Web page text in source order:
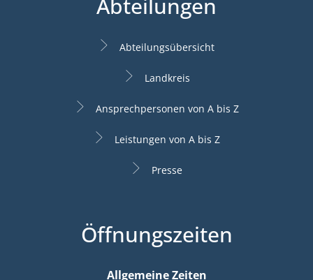
Abteilungen
Abteilungsübersicht
Landkreis
Ansprechpersonen von A bis Z
Leistungen von A bis Z
Presse
Öffnungszeiten
Allgemeine Zeiten